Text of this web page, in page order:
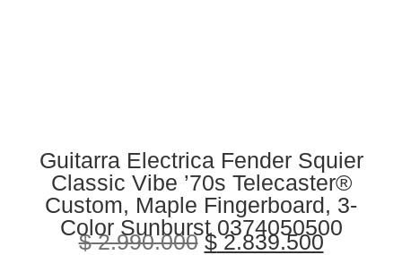
Guitarra Electrica Fender Squier
Classic Vibe ’70s Telecaster®
Custom, Maple Fingerboard, 3-
Color Sunburst 0374050500
$2.990.000 $2.839.500